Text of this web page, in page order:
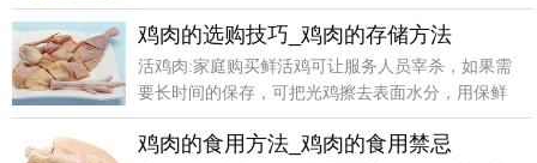
鸡肉的选购技巧_鸡肉的存储方法
活鸡肉:家庭购买鲜活鸡可让服务人员宰杀，如果需
要长时间的保存，可把光鸡擦去表面水分，用保鲜
膜包裹后放
鸡肉的食用方法_鸡肉的食用禁忌